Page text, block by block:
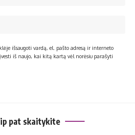
išsaugoti vardą, el. pašto adresą ir interneto
iš naujo, kai kitą kartą vėl norėsiu parašyti
pat skaitykite